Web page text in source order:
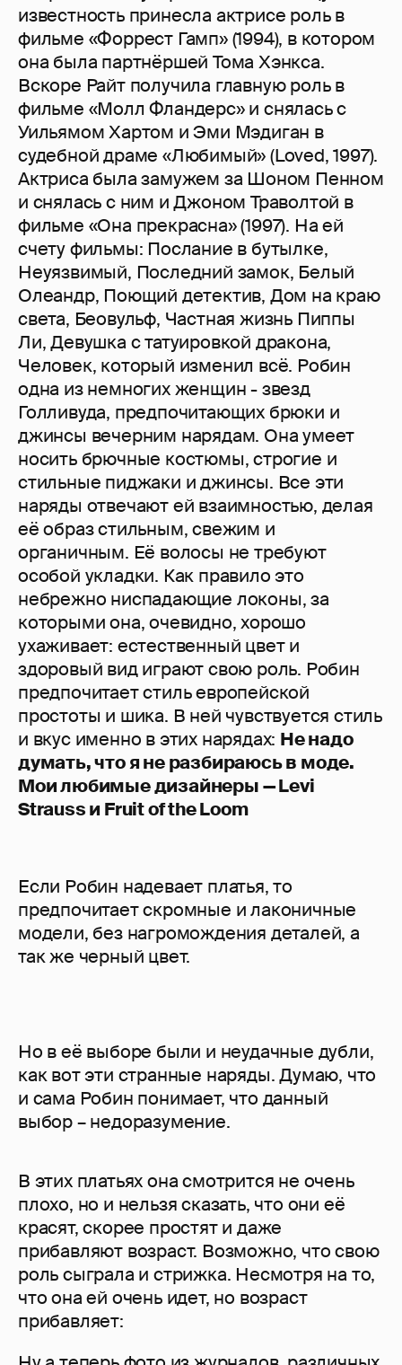
известность принесла актрисе роль в
фильме «Форрест Гамп» (1994), в котором
она была партнёршей Тома Хэнкса.
Вскоре Райт получила главную роль в
фильме «Молл Фландерс» и снялась с
Уильямом Хартом и Эми Мэдиган в
судебной драме «Любимый» (Loved, 1997).
Актриса была замужем за Шоном Пенном
и снялась с ним и Джоном Траволтой в
фильме «Она прекрасна» (1997). На ей
счету фильмы: Послание в бутылке,
Неуязвимый, Последний замок, Белый
Олеандр, Поющий детектив, Дом на краю
света, Беовульф, Частная жизнь Пиппы
Ли, Девушка с татуировкой дракона,
Человек, который изменил всё. Робин
одна из немногих женщин - звезд
Голливуда, предпочитающих брюки и
джинсы вечерним нарядам. Она умеет
носить брючные костюмы, строгие и
стильные пиджаки и джинсы. Все эти
наряды отвечают ей взаимностью, делая
её образ стильным, свежим и
органичным. Её волосы не требуют
особой укладки. Как правило это
небрежно ниспадающие локоны, за
которыми она, очевидно, хорошо
ухаживает: естественный цвет и
здоровый вид играют свою роль. Робин
предпочитает стиль европейской
простоты и шика. В ней чувствуется стиль
и вкус именно в этих нарядах: Не надо
думать, что я не разбираюсь в моде.
Мои любимые дизайнеры — Levi
Strauss и Fruit of the Loom
Если Робин надевает платья, то
предпочитает скромные и лаконичные
модели, без нагромождения деталей, а
так же черный цвет.
Но в её выборе были и неудачные дубли,
как вот эти странные наряды. Думаю, что
и сама Робин понимает, что данный
выбор – недоразумение.
В этих платьях она смотрится не очень
плохо, но и нельзя сказать, что они её
красят, скорее простят и даже
прибавляют возраст. Возможно, что свою
роль сыграла и стрижка. Несмотря на то,
что она ей очень идет, но возраст
прибавляет: